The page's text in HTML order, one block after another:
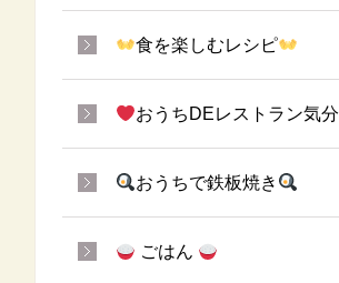
食を楽しむレシピ
おうちDEレストラン気分
おうちで鉄板焼き
ごはん